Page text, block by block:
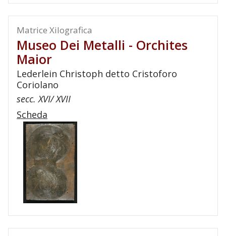
Matrice Xilografica
Museo Dei Metalli - Orchites
Maior
Lederlein Christoph detto Cristoforo
Coriolano
secc. XVI/ XVII
Scheda